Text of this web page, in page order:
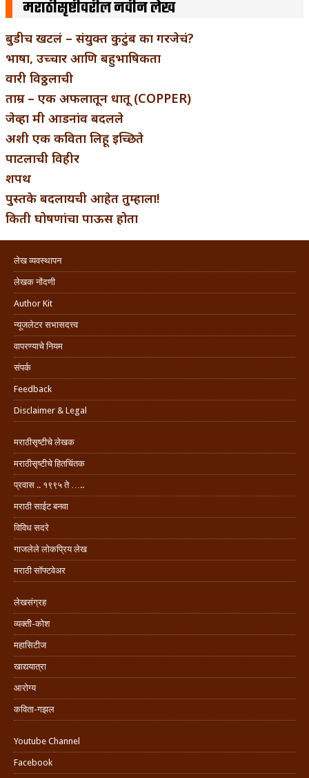
मराठीसृष्टीवरील नवीन लेख
बुडीच खटलं – संयुक्त कुटुंब का गरजेचं?
भाषा, उच्चार आणि बहुभाषिकता
वारी विठ्ठलाची
ताम्र – एक अफलातून धातू (COPPER)
जेव्हा मी आडनांव बदलले
अशी एक कविता लिहू इच्छिते
पाटलाची विहीर
शपथ
पुस्तके बदलायची आहेत तुम्हाला!
किती घोषणांचा पाऊस होता
लेख व्यवस्थापन
लेखक नोंदणी
Author Kit
न्यूजलेटर सभासदत्त्व
वापरण्याचे नियम
संपर्क
Feedback
Disclaimer & Legal
मराठीसृष्टीचे लेखक
मराठीसृष्टीचे हितचिंतक
प्रवास .. १९९५ ते …..
मराठी साईट बनवा
विविध सदरे
गाजलेले लोकप्रिय लेख
मराठी सॉफ्टवेअर
लेखसंग्रह
व्यक्ती-कोश
महासिटीज
खाद्ययात्रा
आरोग्य
कविता-गझल
Youtube Channel
Facebook